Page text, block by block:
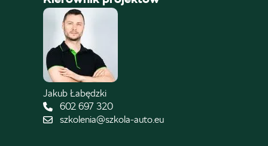
Jakub Łabędzki
602 697 320
szkolenia@szkola-auto.eu